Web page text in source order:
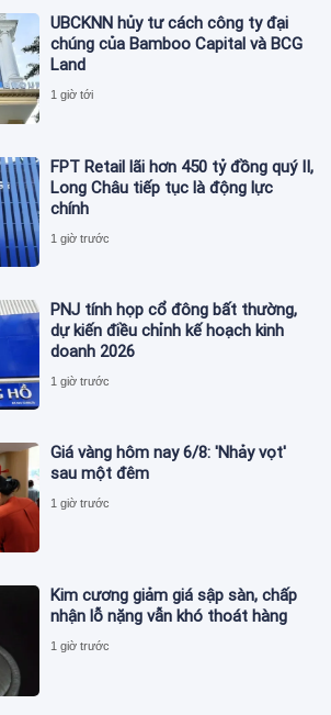
UBCKNN hủy tư cách công ty đại
chúng của Bamboo Capital và BCG
Land
1 giờ tới
FPT Retail lãi hơn 450 tỷ đồng quý II,
Long Châu tiếp tục là động lực
chính
1 giờ trước
PNJ tính họp cổ đông bất thường,
dự kiến điều chỉnh kế hoạch kinh
doanh 2026
1 giờ trước
Giá vàng hôm nay 6/8: 'Nhảy vọt'
sau một đêm
1 giờ trước
Kim cương giảm giá sập sàn, chấp
nhận lỗ nặng vẫn khó thoát hàng
1 giờ trước